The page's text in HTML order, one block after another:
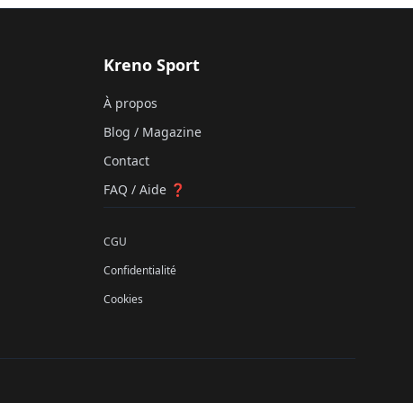
Kreno Sport
À propos
Blog / Magazine
Contact
FAQ / Aide ❓
CGU
Confidentialité
Cookies